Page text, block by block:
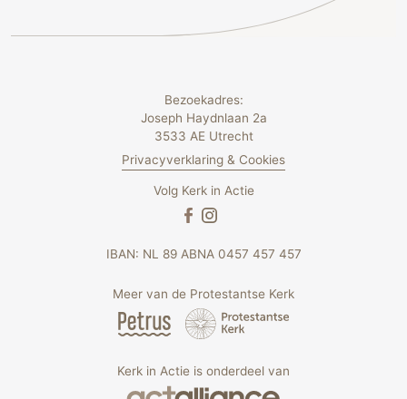
Bezoekadres:
Joseph Haydnlaan 2a
3533 AE Utrecht
Privacyverklaring & Cookies
Volg Kerk in Actie
IBAN: NL 89 ABNA 0457 457 457
Meer van de Protestantse Kerk
Kerk in Actie is onderdeel van